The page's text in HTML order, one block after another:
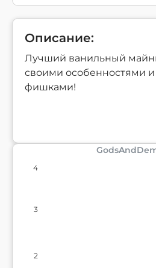
Описание:
Лучший ванильный
своими особенностями
фишками!
2
3
4